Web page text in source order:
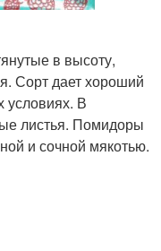
в высоту,
Сорт дает хороший
условиях. В
листья. Помидоры
и сочной мякотью.